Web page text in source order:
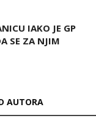
IAKO JE GP
SE ZA NJIM
AUTORA